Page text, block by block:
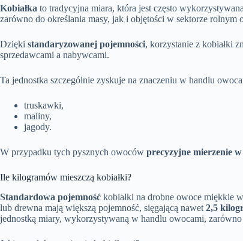
Kobiałka to tradycyjna miara, która jest często
zarówno do określania masy, jak i objętości w sektorze rolnym
Dzięki standaryzowanej pojemności, korzystanie z kobiałki
sprzedawcami a nabywcami.
Ta jednostka szczególnie zyskuje na znaczeniu w handlu
truskawki,
maliny,
jagody.
W przypadku tych pysznych owoców precyzyjne mierzenie
Ile kilogramów mieszczą kobiałki?
Standardowa pojemność kobiałki na drobne owoce miękkie
lub drewna mają większą pojemność, sięgającą nawet 2,5
jednostką miary, wykorzystywaną w handlu owocami,